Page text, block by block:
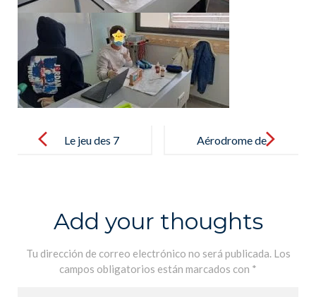
navigationLe jeu des 7
familias en
FLE
Aérodrome de
Add your thoughts
Tu dirección de correo electrónico no será publicada. Los
campos obligatorios están marcados con *